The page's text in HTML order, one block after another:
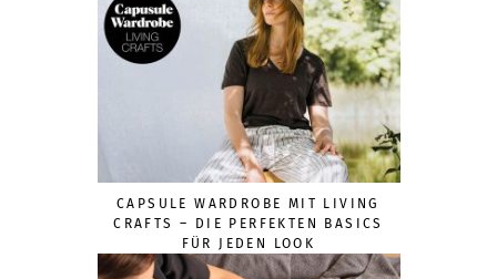
CAPSULE WARDROBE MIT LIVING
CRAFTS – DIE PERFEKTEN BASICS
FÜR JEDEN LOOK